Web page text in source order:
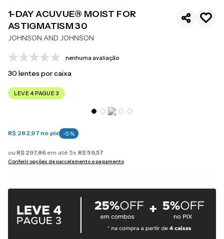
1-DAY ACUVUE® MOIST FOR
ASTIGMATISM 30
JOHNSON AND JOHNSON
nenhuma avaliação
30lentes por caixa
LEVE 4 PAGUE 3
R$ 282,97 no pix -5 %
ou R$ 297,86 em até 5x R$59,57
Conferir opções de parcelamento e pagamento